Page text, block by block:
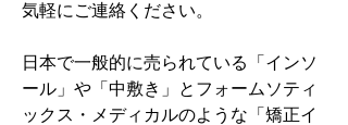
気軽にご連絡ください。
日本で一般的に売られている「インソ
ール」や「中敷き」とフォームソティ
ックス・メディカルのような「矯正イ